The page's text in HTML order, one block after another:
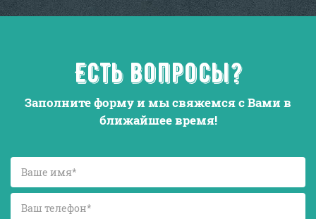
Есть вопросы?
Заполните форму и мы свяжемся с Вами в
ближайшее время!